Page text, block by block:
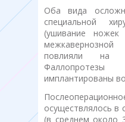
Оба вида
специальной
(ушивание ножек
повлияли на
имплантированы
осуществлялось в
(в среднем около